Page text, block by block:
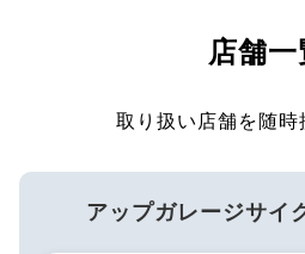
店舗一
取り扱い店舗を随時
アップガレージサイ